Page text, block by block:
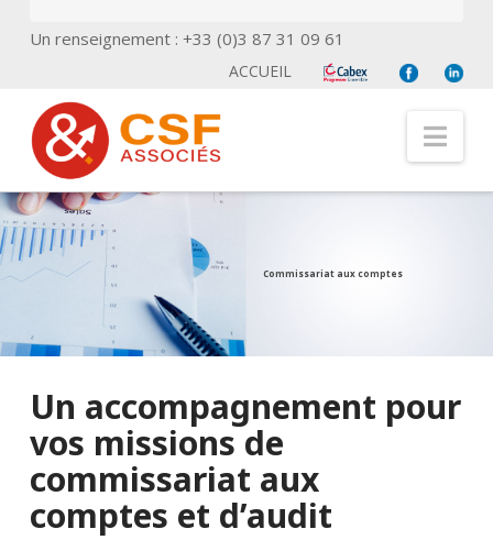
Un renseignement : +33 (0)3 87 31 09 61
ACCUEIL
Commissariat aux comptes
Un accompagnement pour
vos missions de
commissariat aux
comptes et d’audit